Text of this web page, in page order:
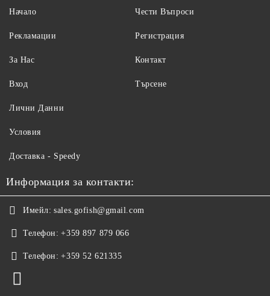
Начало
Рекламации
За Нас
Вход
Чести Въпроси
Регистрация
Контакт
Търсене
Лични Данни
Условия
Доставка - Speedy
Информация за контакти:
Имейл: sales.gofish@gmail.com
Телефон: +359 897 879 066
Телефон: +359 52 621335